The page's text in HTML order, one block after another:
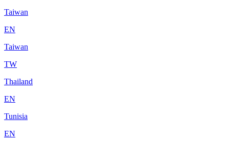
Taiwan
EN
Taiwan
TW
Thailand
EN
Tunisia
EN